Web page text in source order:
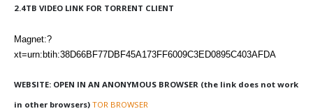
2.4TB VIDEO LINK FOR TORRENT CLIENT
Magnet:?
xt=urn:btih:38D66BF77DBF45A173FF6009C3ED0895C403AFDA
WEBSITE: OPEN IN AN ANONYMOUS BROWSER (the link does not work
in other browsers) TOR BROWSER